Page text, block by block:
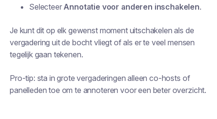
SelecteerAnnotatie voor anderen inschakelen.
Je kunt dit op elk gewenst moment uitschakelen als de
vergadering uit de bocht vliegt of als er te veel mensen
tegelijk gaan tekenen.
Pro-tip: sta in grote vergaderingen alleen co-hosts of
panelleden toe om te annoteren voor een beter overzicht.